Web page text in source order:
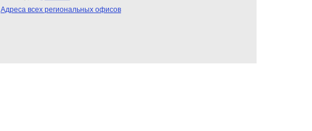
Адреса всех региональных офисов